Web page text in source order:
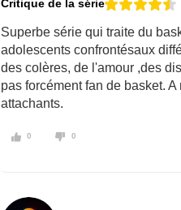
Critique de la série
Superbe série qui traite du
adolescents confrontésaux
des colères, de l'amour ,des
pas forcément fan de basket.
attachants.
0 0